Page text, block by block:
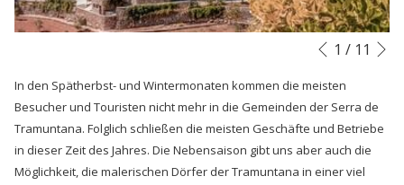
Diashow-
Durch
auf
die
folgenden
Links
wird
Vorherige
1 / 11
In den Spätherbst- und Wintermonaten kommen die meisten
Besucher und Touristen nicht mehr in die Gemeinden der Serra de
Tramuntana. Folglich schließen die meisten Geschäfte und Betriebe
in dieser Zeit des Jahres. Die Nebensaison gibt uns aber auch die
Möglichkeit, die malerischen Dörfer der Tramuntana in einer viel